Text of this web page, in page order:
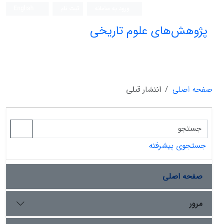
پژوهش‌های علوم تاریخی
صفحه اصلی انتشار قبلی
جستجوی پیشرفته
صفحه اصلی
مرور